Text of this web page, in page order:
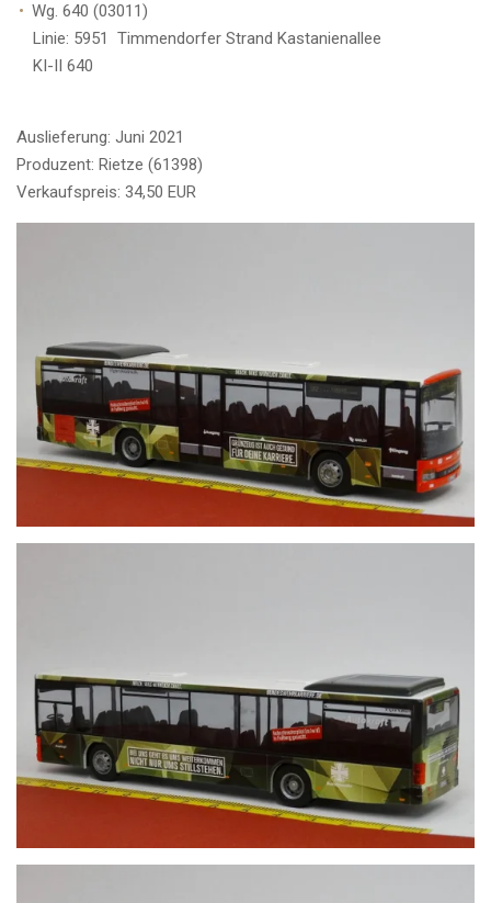
Wg. 640 (03011)
Linie: 5951 Timmendorfer Strand Kastanienallee
KI-II 640
Auslieferung: Juni 2021
Produzent: Rietze (61398)
Verkaufspreis: 34,50 EUR